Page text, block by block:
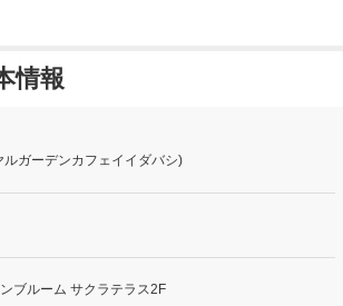
情報
ガーデンカフェイイダバシ)
ブルーム サクラテラス2F